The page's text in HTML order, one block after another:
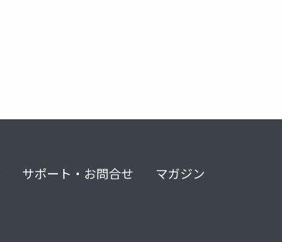
サポート・お問合せ マガジン